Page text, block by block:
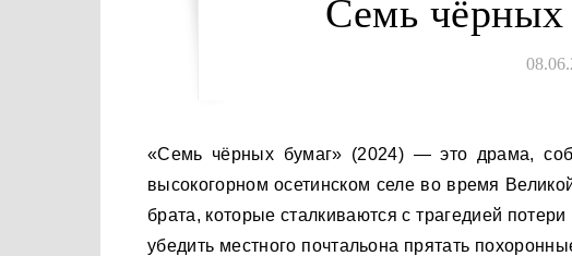
Семь чёрных
«Семь чёрных бумаг» (2024) — это драма, события которой разворачиваются в 1942 году в
высокогорном осетинском селе во время
брата, которые сталкиваются с трагедией
убедить местного почтальона прятать